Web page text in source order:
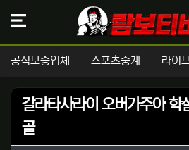
공식보증업체 스포츠중계 라이
갈라타사라이 오버가주아 학
골